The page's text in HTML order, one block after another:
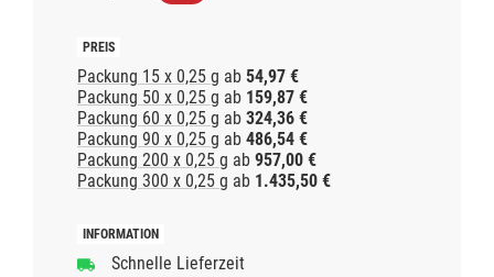
Packung 15 x 0,25 g ab 54,97 €
Packung 50 x 0,25 g ab 159,87 €
Packung 60 x 0,25 g ab 324,36 €
Packung 90 x 0,25 g ab 486,54 €
Packung 200 x 0,25 g ab 957,00 €
Packung 300 x 0,25 g ab 1.435,50 €
Schnelle Lieferzeit